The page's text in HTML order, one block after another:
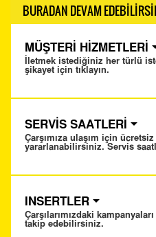
BURADAN DEVAM
MÜŞTERİ HİZMETLERİ
İletmek istediğiniz her türlü
şikayet için tıklayın.
SERVİS SAATLERİ
Çarşımıza ulaşım için
yararlanabilirsiniz. Servis
INSERTLER
Çarşılarımızdaki
takip edebilirsiniz.